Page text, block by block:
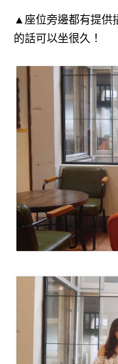
▲座位旁邊都有提供
的話可以坐很久！